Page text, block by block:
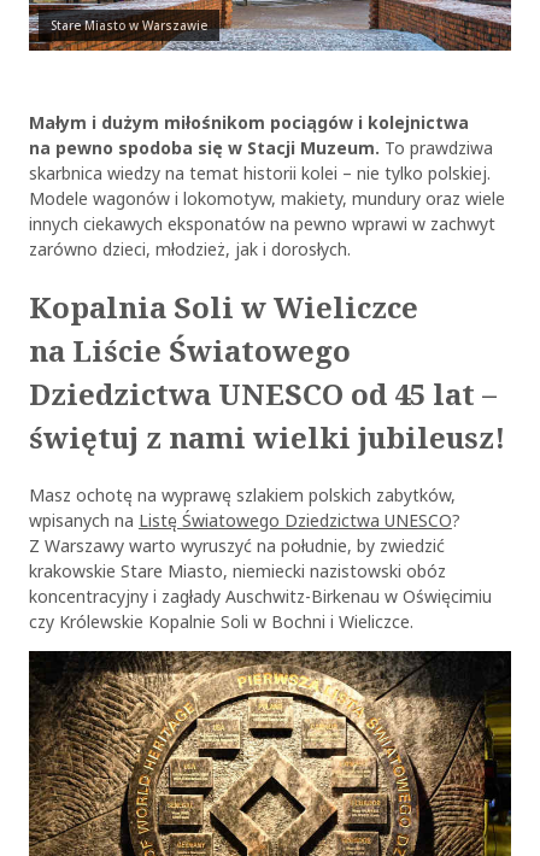
Stare Miasto w Warszawie
Małym i dużym miłośnikom pociągów i kolejnictwa
na pewno spodoba się w Stacji Muzeum. To prawdziwa
skarbnica wiedzy na temat historii kolei – nie tylko polskiej.
Modele wagonów i lokomotyw, makiety, mundury oraz wiele
innych ciekawych eksponatów na pewno wprawi w zachwyt
zarówno dzieci, młodzież, jak i dorosłych.
Kopalnia Soli w Wieliczce
na Liście Światowego
Dziedzictwa UNESCO od 45 lat –
świętuj z nami wielki jubileusz!
Masz ochotę na wyprawę szlakiem polskich zabytków,
wpisanych na Listę Światowego Dziedzictwa UNESCO?
Z Warszawy warto wyruszyć na południe, by zwiedzić
krakowskie Stare Miasto, niemiecki nazistowski obóz
koncentracyjny i zagłady Auschwitz-Birkenau w Oświęcimiu
czy Królewskie Kopalnie Soli w Bochni i Wieliczce.